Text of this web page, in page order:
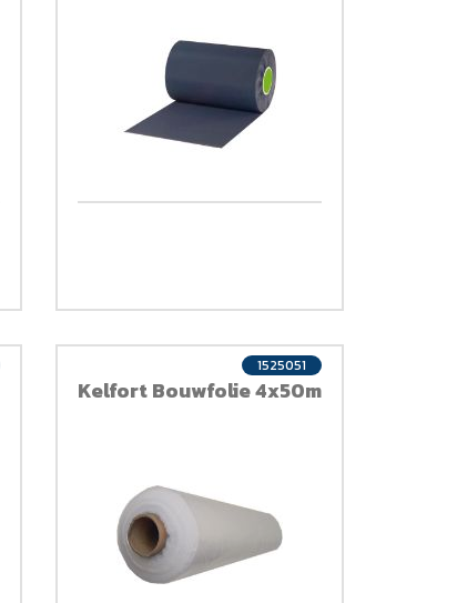
Kelfort Bouwfolie 4x50m
1525051